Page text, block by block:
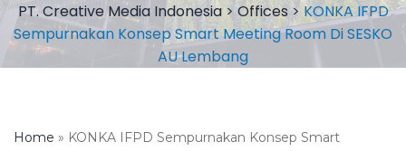
PT. Creative Media Indonesia>Offices>KONKA IFPD
Sempurnakan Konsep Smart Meeting Room Di SESKO
AU Lembang
Home » KONKA IFPD Sempurnakan Konsep Smart